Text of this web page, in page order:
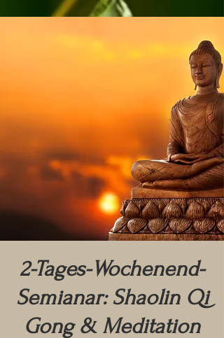
2-Tages-Wochenend-
Semianar: Shaolin Qi
Gong & Meditation